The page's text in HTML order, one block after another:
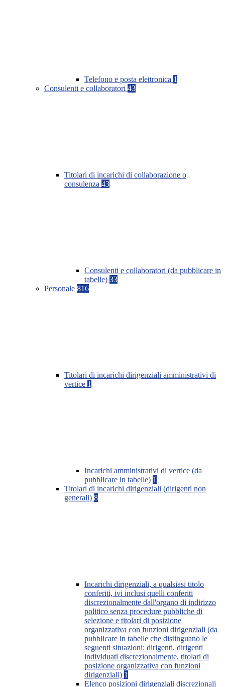
Telefono e posta elettronica 1
Consulenti e collaboratori 43
Titolari di incarichi di collaborazione o
consulenza 43
Consulenti e collaboratori (da pubblicare in
tabelle) 33
Personale 816
Titolari di incarichi dirigenziali amministrativi di
vertice 1
Incarichi amministrativi di vertice (da
pubblicare in tabelle) 1
Titolari di incarichi dirigenziali (dirigenti non
generali) 8
Incarichi dirigenziali, a qualsiasi titolo
conferiti, ivi inclusi quelli conferiti
discrezionalmente dall'organo di indirizzo
politico senza procedure pubbliche di
selezione e titolari di posizione
organizzativa con funzioni dirigenziali (da
pubblicare in tabelle che distinguano le
seguenti situazioni: dirigenti, dirigenti
individuati discrezionalmente, titolari di
posizione organizzativa con funzioni
dirigenziali) 1
Elenco posizioni dirigenziali discrezionali